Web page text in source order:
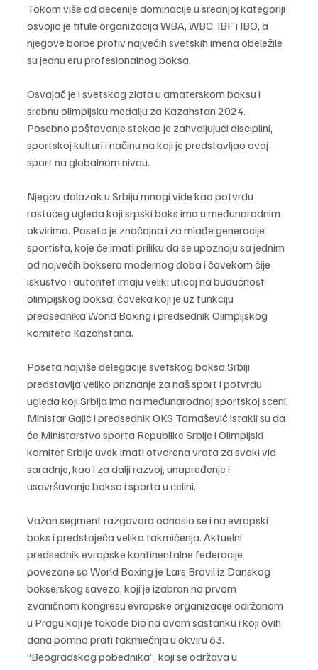
Tokom više od decenije dominacije u srednjoj kategoriji
osvojio je titule organizacija WBA, WBC, IBF i IBO, a
njegove borbe protiv najvećih svetskih imena obeležile
su jednu eru profesionalnog boksa.
Osvajač je i svetskog zlata u amaterskom boksu i
srebnu olimpijsku medalju za Kazahstan 2024.
Posebno poštovanje stekao je zahvaljujući disciplini,
sportskoj kulturi i načinu na koji je predstavljao ovaj
sport na globalnom nivou.
Njegov dolazak u Srbiju mnogi vide kao potvrdu
rastućeg ugleda koji srpski boks ima u međunarodnim
okvirima. Poseta je značajna i za mlađe generacije
sportista, koje će imati priliku da se upoznaju sa jednim
od najvećih boksera modernog doba i čovekom čije
iskustvo i autoritet imaju veliki uticaj na budućnost
olimpijskog boksa, čoveka koji je uz funkciju
predsednika World Boxing i predsednik Olimpijskog
komiteta Kazahstana.
Poseta najviše delegacije svetskog boksa Srbiji
predstavlja veliko priznanje za naš sport i potvrdu
ugleda koji Srbija ima na međunarodnoj sportskoj sceni.
Ministar Gajić i predsednik OKS Tomašević istakli su da
će Ministarstvo sporta Republike Srbije i Olimpijski
komitet Srbije uvek imati otvorena vrata za svaki vid
saradnje, kao i za dalji razvoj, unapređenje i
usavršavanje boksa i sporta u celini.
Važan segment razgovora odnosio se i na evropski
boks i predstojeća velika takmičenja. Aktuelni
predsednik evropske kontinentalne federacije
povezane sa World Boxing je Lars Brovil iz Danskog
bokserskog saveza, koji je izabran na prvom
zvaničnom kongresu evropske organizacije održanom
u Pragu koji je takođe bio na ovom sastanku i koji ovih
dana pomno prati takmiečnja u okviru 63.
“Beogradskog pobednika”, koji se održava u